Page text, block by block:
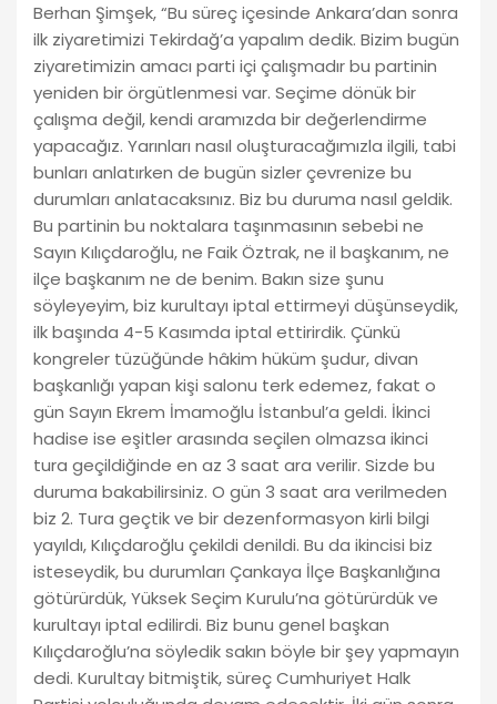
Berhan Şimşek, “Bu süreç içesinde Ankara’dan sonra
ilk ziyaretimizi Tekirdağ’a yapalım dedik. Bizim bugün
ziyaretimizin amacı parti içi çalışmadır bu partinin
yeniden bir örgütlenmesi var. Seçime dönük bir
çalışma değil, kendi aramızda bir değerlendirme
yapacağız. Yarınları nasıl oluşturacağımızla ilgili, tabi
bunları anlatırken de bugün sizler çevrenize bu
durumları anlatacaksınız. Biz bu duruma nasıl geldik.
Bu partinin bu noktalara taşınmasının sebebi ne
Sayın Kılıçdaroğlu, ne Faik Öztrak, ne il başkanım, ne
ilçe başkanım ne de benim. Bakın size şunu
söyleyeyim, biz kurultayı iptal ettirmeyi düşünseydik,
ilk başında 4-5 Kasımda iptal ettirirdik. Çünkü
kongreler tüzüğünde hâkim hüküm şudur, divan
başkanlığı yapan kişi salonu terk edemez, fakat o
gün Sayın Ekrem İmamoğlu İstanbul’a geldi. İkinci
hadise ise eşitler arasında seçilen olmazsa ikinci
tura geçildiğinde en az 3 saat ara verilir. Sizde bu
duruma bakabilirsiniz. O gün 3 saat ara verilmeden
biz 2. Tura geçtik ve bir dezenformasyon kirli bilgi
yayıldı, Kılıçdaroğlu çekildi denildi. Bu da ikincisi biz
isteseydik, bu durumları Çankaya İlçe Başkanlığına
götürürdük, Yüksek Seçim Kurulu’na götürürdük ve
kurultayı iptal edilirdi. Biz bunu genel başkan
Kılıçdaroğlu’na söyledik sakın böyle bir şey yapmayın
dedi. Kurultay bitmiştik, süreç Cumhuriyet Halk